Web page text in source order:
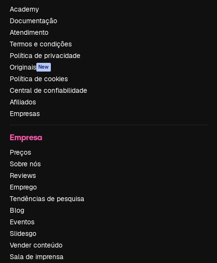
Academy
Documentação
Atendimento
Termos e condições
Política de privacidade
Originais New
Política de cookies
Central de confiabilidade
Afiliados
Empresas
Empresa
Preços
Sobre nós
Reviews
Emprego
Tendências de pesquisa
Blog
Eventos
Slidesgo
Vender conteúdo
Sala de imprensa